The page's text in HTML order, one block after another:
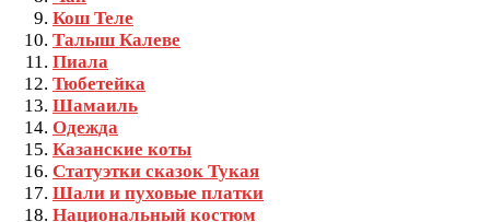
Кош Теле
Талыш Калеве
Пиала
Тюбетейка
Шамаиль
Одежда
Казанские коты
Статуэтки сказок Тукая
Шали и пуховые платки
Национальный костюм